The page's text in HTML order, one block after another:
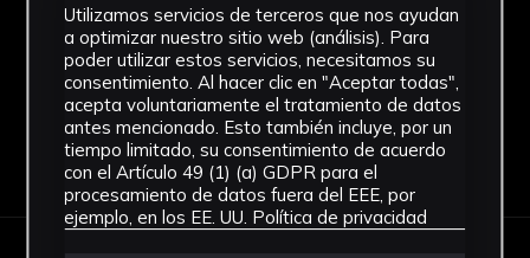
Ver más
Descargar Ficha
Utilizamos servicios de terceros que nos ayudan
a optimizar nuestro sitio web (análisis). Para
poder utilizar estos servicios, necesitamos su
consentimiento. Al hacer clic en "Aceptar todas",
acepta voluntariamente el tratamiento de datos
antes mencionado. Esto también incluye, por un
tiempo limitado, su consentimiento de acuerdo
con el Artículo 49 (1) (a) GDPR para el
procesamiento de datos fuera del EEE, por
ejemplo, en los EE. UU. Política de privacidad